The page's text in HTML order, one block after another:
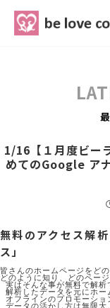
1/16【１月度ビー
めてのGoogle ア
無料のアクセス解
ス」
皆さんのホームページをど
どのように知り、どのペー
実はそんな事が無料で解析
解析したデータを元にホー
オフラインのプロモーショ
データの活かし方は無限大